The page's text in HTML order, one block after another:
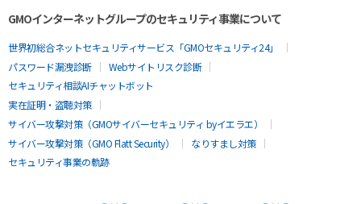
GMOインターネットグループのセキュリティ事業について
世界初総合ネットセキュリティサービス「GMOセキュリティ24」
パスワード漏洩診断
Webサイトリスク診断
セキュリティ相談AIチャットボット
実在証明・盗聴対策
サイバー攻撃対策（GMOサイバーセキュリティ byイエラエ）
サイバー攻撃対策（GMO Flatt Security）
なりすまし対策
セキュリティ事業の軌跡